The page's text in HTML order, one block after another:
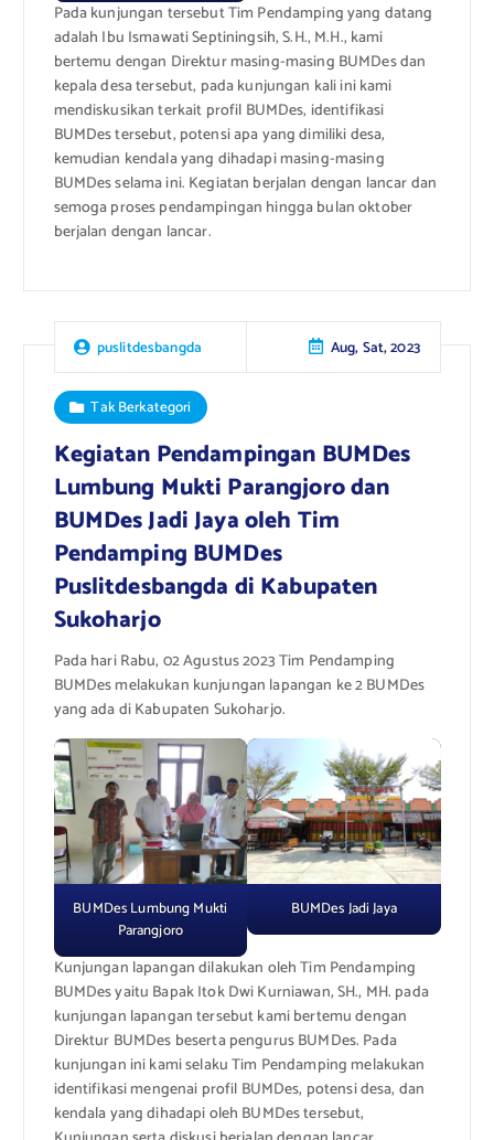
Pada kunjungan tersebut Tim Pendamping yang datang
adalah Ibu Ismawati Septiningsih, S.H., M.H., kami
bertemu dengan Direktur masing-masing BUMDes dan
kepala desa tersebut, pada kunjungan kali ini kami
mendiskusikan terkait profil BUMDes, identifikasi
BUMDes tersebut, potensi apa yang dimiliki desa,
kemudian kendala yang dihadapi masing-masing
BUMDes selama ini. Kegiatan berjalan dengan lancar dan
semoga proses pendampingan hingga bulan oktober
berjalan dengan lancar.
puslitdesbangda Aug, Sat, 2023
Tak Berkategori
Kegiatan Pendampingan BUMDes
Lumbung Mukti Parangjoro dan
BUMDes Jadi Jaya oleh Tim
Pendamping BUMDes
Puslitdesbangda di Kabupaten
Sukoharjo
Pada hari Rabu, 02 Agustus 2023 Tim Pendamping
BUMDes melakukan kunjungan lapangan ke 2 BUMDes
yang ada di Kabupaten Sukoharjo.
BUMDes Lumbung Mukti
Parangjoro
BUMDes Jadi Jaya
Kunjungan lapangan dilakukan oleh Tim Pendamping
BUMDes yaitu Bapak Itok Dwi Kurniawan, SH., MH. pada
kunjungan lapangan tersebut kami bertemu dengan
Direktur BUMDes beserta pengurus BUMDes. Pada
kunjungan ini kami selaku Tim Pendamping melakukan
identifikasi mengenai profil BUMDes, potensi desa, dan
kendala yang dihadapi oleh BUMDes tersebut,